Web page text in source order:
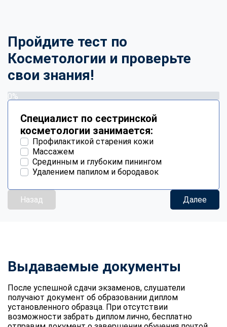
Пройдите тест по
Косметологии и проверьте
свои знания!
0%
Специалист по сестринской
косметологии занимается:
Профилактикой старения кожи
Массажем
Срединным и глубоким пинингом
Удалением папилом и бородавок
Назад Далее
Выдаваемые документы
После успешной сдачи экзаменов, слушатели
получают документ об образовании диплом
установленного образца. При отсутствии
возможности забрать диплом лично, бесплатно